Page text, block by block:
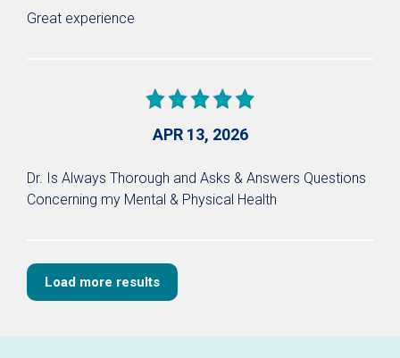
Great experience
APR 13, 2026
Dr. Is Always Thorough and Asks & Answers Questions
Concerning my Mental & Physical Health
Load more results